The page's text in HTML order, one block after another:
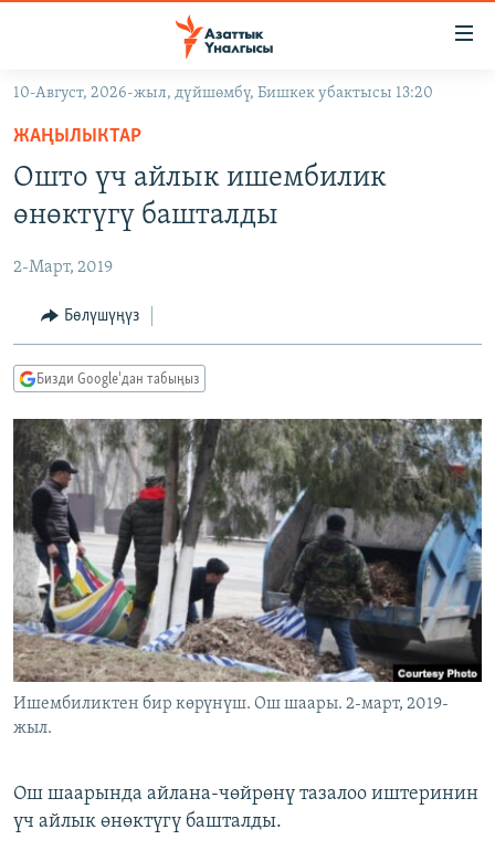
Навигацияга
өтүңүз
Издөөгө
салыңызКЫРГЫЗСТАН
ЭКОНОМИКА
МАДАНИЯТ
БОРБОР АЗИЯ
УКРАИНА
АТАЙЫН ИЛИКТӨӨ
ТВ ПРОГРАММАЛАР
ЭКСПЕРТТЕР ТАЛДАЙТ
БИЗ ЖАНА ДҮЙНӨ
ДАНИСТЕ
ЭЖЕ-СИҢДИЛЕР
АЗАТТЫК+
ЫҢГАЙСЫЗ СУРООЛОР
ӨЗГӨЧӨ ПИКИР
Русский
ОНЛАЙН ШЕРИНЕ
ЭЕ/АРнун бардык сайттары
10-Август, 2026-жыл, дүйшөмбү, Бишкек убактысы 13:20
ЖАҢЫЛЫКТАР
Ошто үч айлык ишембилик
өнөктүгү башталды
2-Март, 2019
Бөлүшүңүз
Бизди Google'дан табыңыз
Ишембиликтен бир көрүнүш. Ош шаары. 2-март, 2019-
жыл.
Ош шаарында айлана-чөйрөнү тазалоо иштеринин
үч айлык өнөктүгү башталды.